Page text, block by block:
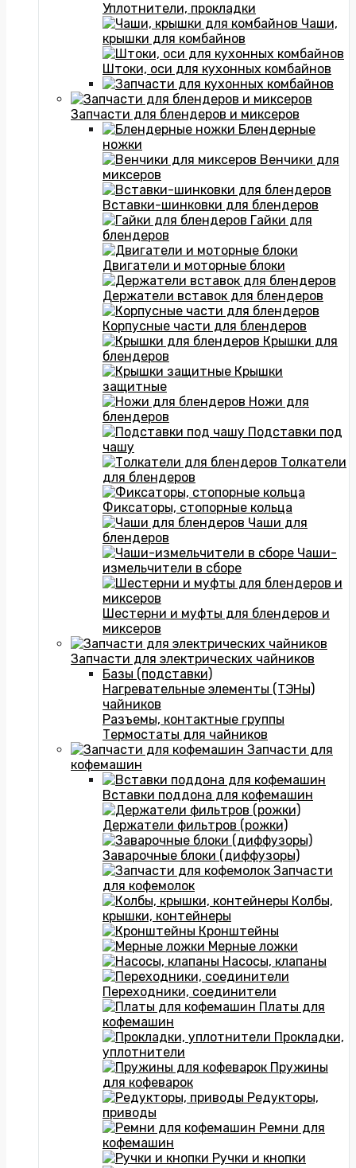
Уплотнители, прокладки
Чаши,
крышки для комбайнов
Штоки, оси для кухонных комбайнов
Запчасти для блендеров и миксеров
Блендерные
ножки
Венчики для
миксеров
Вставки-шинковки для блендеров
Гайки для
блендеров
Двигатели и моторные блоки
Держатели вставок для блендеров
Корпусные части для блендеров
Крышки для
блендеров
Крышки
защитные
Ножи для
блендеров
Подставки под
чашу
Толкатели
для блендеров
Фиксаторы, стопорные кольца
Чаши для
блендеров
Чаши-
измельчители в сборе
Шестерни и муфты для блендеров и
миксеров
Запчасти для электрических чайников
Базы (подставки)
Нагревательные элементы (ТЭНы)
чайников
Разъемы, контактные группы
Термостаты для чайников
Запчасти для
кофемашин
Вставки поддона для кофемашин
Держатели фильтров (рожки)
Заварочные блоки (диффузоры)
Запчасти
для кофемолок
Колбы,
крышки, контейнеры
Кронштейны
Мерные ложки
Насосы, клапаны
Переходники, соединители
Платы для
кофемашин
Прокладки,
уплотнители
Пружины
для кофеварок
Редукторы,
приводы
Ремни для
кофемашин
Ручки и кнопки